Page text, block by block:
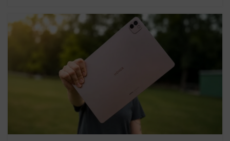
Zajištění bezpečnosti, předcházení a zjišťování
podvodů a odstraňování chyb, Poskytování a
zobrazování reklamy a obsahu, Ukládání a sdělování
voleb ochrany osobních údajů.